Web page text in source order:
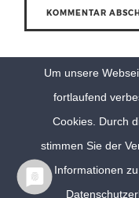
© Eva Berten
Um unsere
fortlaufend
Cookies. Durch
stimmen Sie der
Informationen